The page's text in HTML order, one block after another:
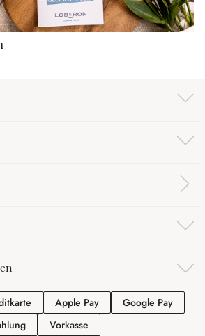
Kreditkarte
Apple PayApple PayGoogle Pay
Ratenzahlung
Vorkasse